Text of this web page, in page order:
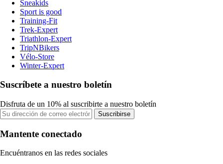
Sneakids
Sport is good
Training-Fit
Trek-Expert
Triathlon-Expert
TripNBikers
Vélo-Store
Winter-Expert
Suscríbete a nuestro boletín
Disfruta de un 10% al suscribirte a nuestro boletín
Suscribirse
Mantente conectado
Encuéntranos en las redes sociales